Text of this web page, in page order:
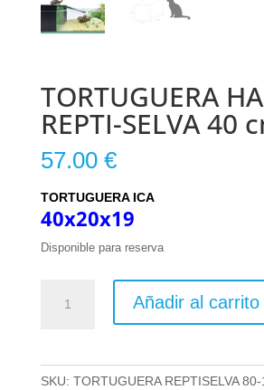
TORTUGUERA
REPTI-SELVA 40
57.00 €
TORTUGUERA ICA
40x20x19
Disponible para reserva
HABITAT
Añadir al carrito
SKU: TORTUGUERA REPTISELVA 80-